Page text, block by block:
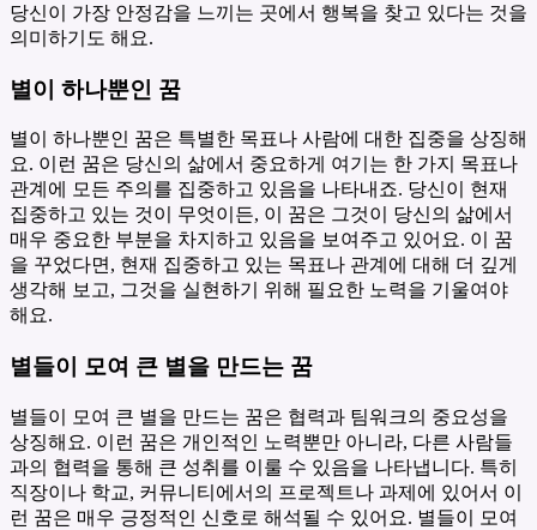
당신이 가장 안정감을 느끼는 곳에서 행복을 찾고 있다는 것을
의미하기도 해요.
별이 하나뿐인 꿈
별이 하나뿐인 꿈은 특별한 목표나 사람에 대한 집중을 상징해
요. 이런 꿈은 당신의 삶에서 중요하게 여기는 한 가지 목표나
관계에 모든 주의를 집중하고 있음을 나타내죠. 당신이 현재
집중하고 있는 것이 무엇이든, 이 꿈은 그것이 당신의 삶에서
매우 중요한 부분을 차지하고 있음을 보여주고 있어요. 이 꿈
을 꾸었다면, 현재 집중하고 있는 목표나 관계에 대해 더 깊게
생각해 보고, 그것을 실현하기 위해 필요한 노력을 기울여야
해요.
별들이 모여 큰 별을 만드는 꿈
별들이 모여 큰 별을 만드는 꿈은 협력과 팀워크의 중요성을
상징해요. 이런 꿈은 개인적인 노력뿐만 아니라, 다른 사람들
과의 협력을 통해 큰 성취를 이룰 수 있음을 나타냅니다. 특히
직장이나 학교, 커뮤니티에서의 프로젝트나 과제에 있어서 이
런 꿈은 매우 긍정적인 신호로 해석될 수 있어요. 별들이 모여